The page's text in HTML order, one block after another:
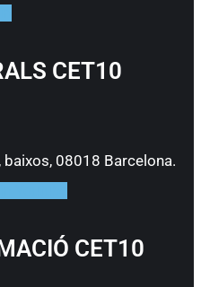
CET10
08018 Barcelona.
CET10